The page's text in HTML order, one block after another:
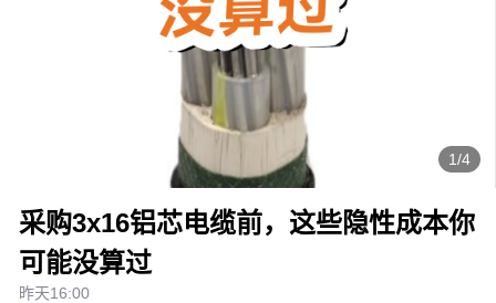
1/4
采购3x16铝芯电缆前，这些隐性成本你
可能没算过
昨天16:00